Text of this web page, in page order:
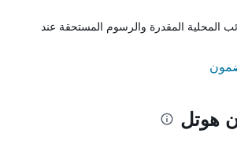
المحلية المقدرة والرسوم المستحقة عند
هوتل